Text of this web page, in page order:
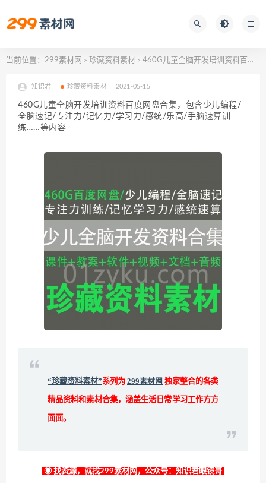
当前位置： 299素材网 > 珍藏资料素材 > 460G儿童全脑开发培训资料百度网盘合集，包含少儿编程/全脑速记/专注力/记忆力/学习力/感统/乐高/手脑速算训练……等内容
知识君 珍藏资料素材 2021-05-15
460G儿童全脑开发培训资料百度网盘合集，包含少儿编程/
全脑速记/专注力/记忆力/学习力/感统/乐高/手脑速算训
练……等内容
“珍藏资料素材”系列为 299素材网 独家整合的各类
精品资料和素材合集，涵盖生活日常学习工作方方
面面。
◉ 找资源，就找299素材网，公众号：知识君眼镜哥